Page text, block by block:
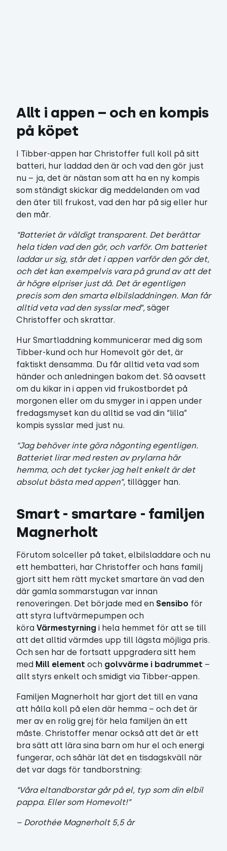
Allt i appen – och en kompis
på köpet
I Tibber-appen har Christoffer full koll på sitt
batteri, hur laddad den är och vad den gör just
nu – ja, det är nästan som att ha en ny kompis
som ständigt skickar dig meddelanden om vad
den äter till frukost, vad den har på sig eller hur
den mår.
“Batteriet är väldigt transparent. Det berättar
hela tiden vad den gör, och varför. Om batteriet
laddar ur sig, står det i appen varför den gör det,
och det kan exempelvis vara på grund av att det
är högre elpriser just då. Det är egentligen
precis som den smarta elbilsladdningen. Man får
alltid veta vad den sysslar med”, säger
Christoffer och skrattar.
Hur Smartladdning kommunicerar med dig som
Tibber-kund och hur Homevolt gör det, är
faktiskt densamma. Du får alltid veta vad som
händer och anledningen bakom det. Så oavsett
om du kikar in i appen vid frukostbordet på
morgonen eller om du smyger in i appen under
fredagsmyset kan du alltid se vad din “lilla”
kompis sysslar med just nu.
“Jag behöver inte göra någonting egentligen.
Batteriet lirar med resten av prylarna här
hemma, och det tycker jag helt enkelt är det
absolut bästa med appen”, tillägger han.
Smart - smartare - familjen
Magnerholt
Förutom solceller på taket, elbilsladdare och nu
ett hembatteri, har Christoffer och hans familj
gjort sitt hem rätt mycket smartare än vad den
där gamla sommarstugan var innan
renoveringen. Det började med en Sensibo för
att styra luftvärmepumpen och
köra Värmestyrning i hela hemmet för att se till
att det alltid värmdes upp till lägsta möjliga pris.
Och sen har de fortsatt uppgradera sitt hem
med Mill element och golvvärme i badrummet –
allt styrs enkelt och smidigt via Tibber-appen.
Familjen Magnerholt har gjort det till en vana
att hålla koll på elen där hemma – och det är
mer av en rolig grej för hela familjen än ett
måste. Christoffer menar också att det är ett
bra sätt att lära sina barn om hur el och energi
fungerar, och såhär lät det en tisdagskväll när
det var dags för tandborstning:
“Våra eltandborstar går på el, typ som din elbil
pappa. Eller som Homevolt!”
– Dorothée Magnerholt 5,5 år